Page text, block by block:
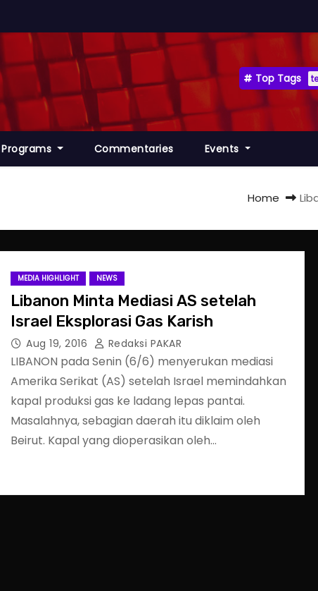
Top Tags
Programs Commentaries Events
Home
MEDIA HIGHLIGHT NEWS
Libanon Minta Mediasi AS setelah
Israel Eksplorasi Gas Karish
Aug 19, 2016 Redaksi PAKAR
LIBANON pada Senin (6/6) menyerukan mediasi
Amerika Serikat (AS) setelah Israel memindahkan
kapal produksi gas ke ladang lepas pantai.
Masalahnya, sebagian daerah itu diklaim oleh
Beirut. Kapal yang dioperasikan oleh…